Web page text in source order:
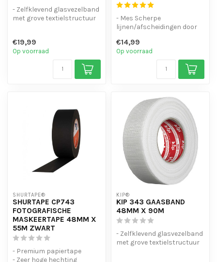
- Zelfklevend glasvezelband
met grove textielstructuur
€19,99
Op voorraad
- Mes Scherpe
lijnen/afscheidingen door
- Gebruik voor...
€14,99
Op voorraad
SHURTAPE®
SHURTAPE CP743
FOTOGRAFISCHE
MASKEERTAPE 48MM X
55M ZWART
- Premium papiertape
- Zeer hoge hechting
KIP®
KIP 343 GAASBAND
48MM X 90M
- Zelfklevend glasvezelband
met grove textielstructuur